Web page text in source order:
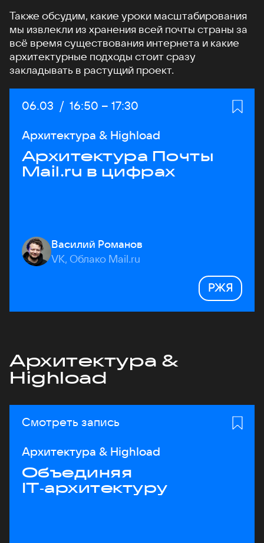
Также обсудим, какие уроки масштабирования
мы извлекли из хранения всей почты страны за
всё время существования интернета и какие
архитектурные подходы стоит сразу
закладывать в растущий проект.
Дата:
06.03 / Начало:
16:50 – Конец:
17:30
Архитектура & Highload
Архитектура Почты
Mail.ru в цифрах
Василий Романов
VK, Облако Mail.ru
РЖЯ
Архитектура &
Highload
Смотреть запись
Архитектура & Highload
Объединяя
IT‑архитектуру